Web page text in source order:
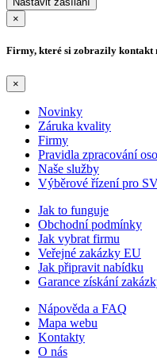
×
Firmy, které si zobrazily kontakt
×
Novinky
Záruka kvality
Firmy
Pravidla zpracování
Naše služby
Výběrové řízení pro
Jak to funguje
Obchodní podmínky
Jak vybrat firmu
Veřejné zakázky EU
Jak připravit nabídku
Garance získání
Nápověda a FAQ
Mapa webu
Kontakty
O nás